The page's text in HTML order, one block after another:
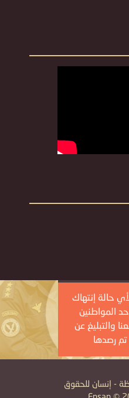
حالة إنتهاك
المواطنين
والتبليغ عن
تم رصدها
- إنسان للحقوق